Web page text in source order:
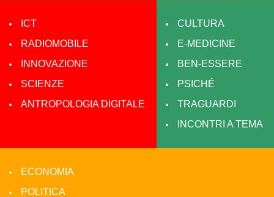
ICT
RADIOMOBILE
INNOVAZIONE
SCIENZE
ANTROPOLOGIA DIGITALE
CULTURA
E-MEDICINE
BEN-ESSERE
PSICHÉ
TRAGUARDI
INCONTRI A TEMA
ECONOMIA
POLITICA